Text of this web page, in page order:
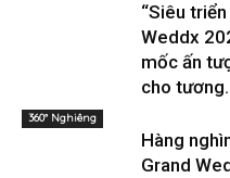
“Siêu
Weddx
mốc ấn
cho
360° Nghiêng
Hàng
Grand